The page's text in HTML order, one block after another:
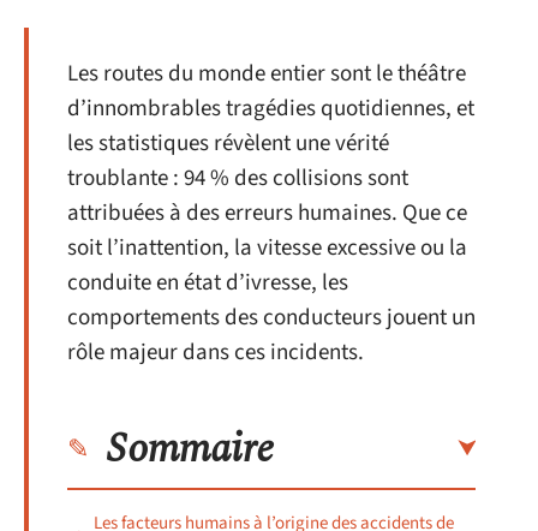
Les routes du monde entier sont le théâtre
d’innombrables tragédies quotidiennes, et
les statistiques révèlent une vérité
troublante : 94 % des collisions sont
attribuées à des erreurs humaines. Que ce
soit l’inattention, la vitesse excessive ou la
conduite en état d’ivresse, les
comportements des conducteurs jouent un
rôle majeur dans ces incidents.
Sommaire
Les facteurs humains à l’origine des accidents de